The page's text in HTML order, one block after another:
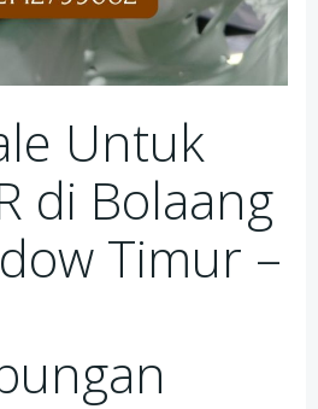
Untuk
di Bolaang
Timur –